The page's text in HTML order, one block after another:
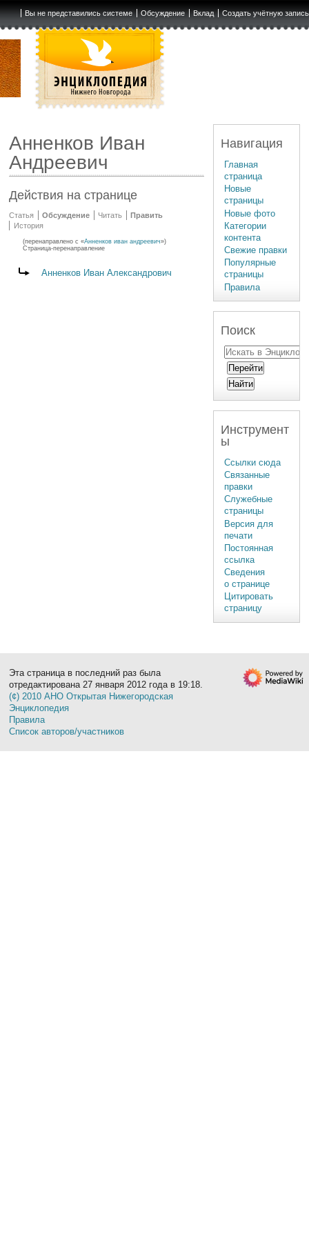
Вы не представились системе Обсуждение Вклад Создать учётную запись
Анненков Иван
Андреевич
Действия на странице
Статья Обсуждение Читать
Править
История
(перенаправлено с «Анненков иван андреевич»)
Страница-перенаправление
Перенаправление на:
Анненков Иван Александрович
Навигация
Главная
страница
Новые
страницы
Новые фото
Категории
контента
Свежие правки
Популярные
страницы
Правила
Поиск
Инструмент
ы
Ссылки сюда
Связанные
правки
Служебные
страницы
Версия для
печати
Постоянная
ссылка
Сведения
о странице
Цитировать
страницу
Эта страница в последний раз была
отредактирована 27 января 2012 года в 19:18.
(¢) 2010 АНО Открытая Нижегородская
Энциклопедия
Правила
Список авторов/участников